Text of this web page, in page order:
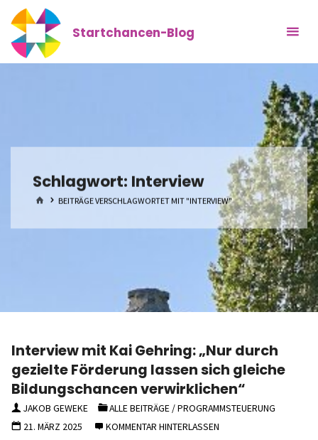
Zum
Inhalt
springen
Startchancen-Blog
Schlagwort: Interview
STARTBEITRÄGE VERSCHLAGWORTET MIT "INTERVIEW"
Interview mit Kai Gehring: „Nur durch
gezielte Förderung lassen sich gleiche
Bildungschancen verwirklichen“
JAKOB GEWEKE ALLE BEITRÄGE/PROGRAMMSTEUERUNG
21. MÄRZ 2025
KOMMENTAR HINTERLASSEN